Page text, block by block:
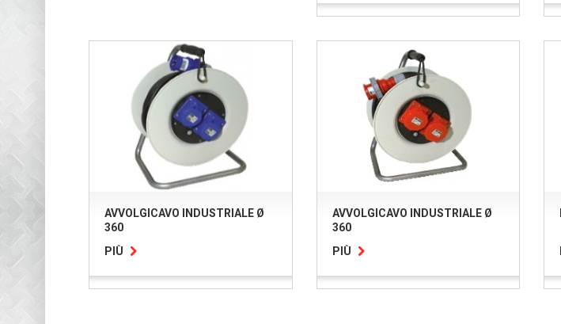
AVVOLGICAVO INDUSTRIALE Ø
360
PIÙ
AVVOLGICAVO INDUSTRIALE Ø
360
PIÙ